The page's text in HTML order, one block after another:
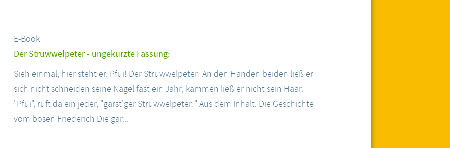
E-Book
Der Struwwelpeter - ungekürzte Fassung:
Sieh einmal, hier steht er. Pfui! Der Struwwelpeter! An den Händen beiden ließ er
sich nicht schneiden seine Nägel fast ein Jahr; kämmen ließ er nicht sein Haar.
"Pfui", ruft da ein jeder, "garst'ger Struwwelpeter!" Aus dem Inhalt: Die Geschichte
vom bösen Friederich Die gar...